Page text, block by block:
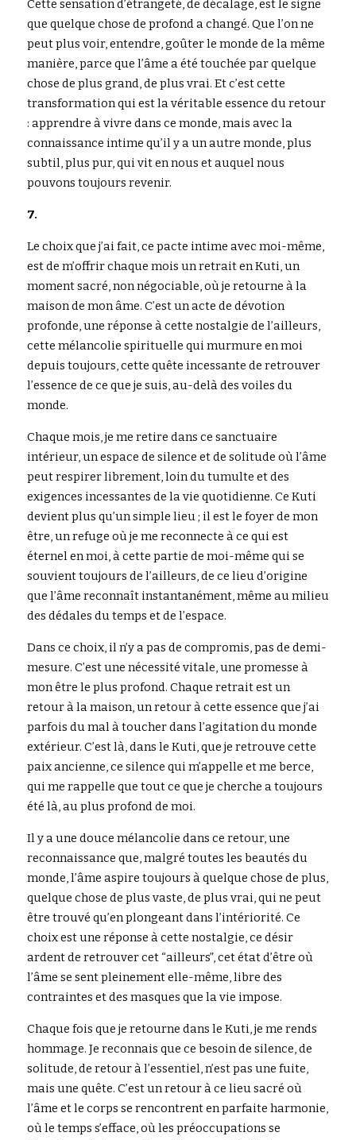
Cette sensation d’étrangeté, de décalage, est le signe
que quelque chose de profond a changé. Que l’on ne
peut plus voir, entendre, goûter le monde de la même
manière, parce que l’âme a été touchée par quelque
chose de plus grand, de plus vrai. Et c’est cette
transformation qui est la véritable essence du retour
: apprendre à vivre dans ce monde, mais avec la
connaissance intime qu’il y a un autre monde, plus
subtil, plus pur, qui vit en nous et auquel nous
pouvons toujours revenir.
7.
Le choix que j’ai fait, ce pacte intime avec moi-même,
est de m’offrir chaque mois un retrait en Kuti, un
moment sacré, non négociable, où je retourne à la
maison de mon âme. C’est un acte de dévotion
profonde, une réponse à cette nostalgie de l’ailleurs,
cette mélancolie spirituelle qui murmure en moi
depuis toujours, cette quête incessante de retrouver
l’essence de ce que je suis, au-delà des voiles du
monde.
Chaque mois, je me retire dans ce sanctuaire
intérieur, un espace de silence et de solitude où l’âme
peut respirer librement, loin du tumulte et des
exigences incessantes de la vie quotidienne. Ce Kuti
devient plus qu’un simple lieu ; il est le foyer de mon
être, un refuge où je me reconnecte à ce qui est
éternel en moi, à cette partie de moi-même qui se
souvient toujours de l’ailleurs, de ce lieu d’origine
que l’âme reconnaît instantanément, même au milieu
des dédales du temps et de l’espace.
Dans ce choix, il n’y a pas de compromis, pas de demi-
mesure. C’est une nécessité vitale, une promesse à
mon être le plus profond. Chaque retrait est un
retour à la maison, un retour à cette essence que j’ai
parfois du mal à toucher dans l’agitation du monde
extérieur. C’est là, dans le Kuti, que je retrouve cette
paix ancienne, ce silence qui m’appelle et me berce,
qui me rappelle que tout ce que je cherche a toujours
été là, au plus profond de moi.
Il y a une douce mélancolie dans ce retour, une
reconnaissance que, malgré toutes les beautés du
monde, l’âme aspire toujours à quelque chose de plus,
quelque chose de plus vaste, de plus vrai, qui ne peut
être trouvé qu’en plongeant dans l’intériorité. Ce
choix est une réponse à cette nostalgie, ce désir
ardent de retrouver cet “ailleurs”, cet état d’être où
l’âme se sent pleinement elle-même, libre des
contraintes et des masques que la vie impose.
Chaque fois que je retourne dans le Kuti, je me rends
hommage. Je reconnais que ce besoin de silence, de
solitude, de retour à l’essentiel, n’est pas une fuite,
mais une quête. C’est un retour à ce lieu sacré où
l’âme et le corps se rencontrent en parfaite harmonie,
où le temps s’efface, où les préoccupations se